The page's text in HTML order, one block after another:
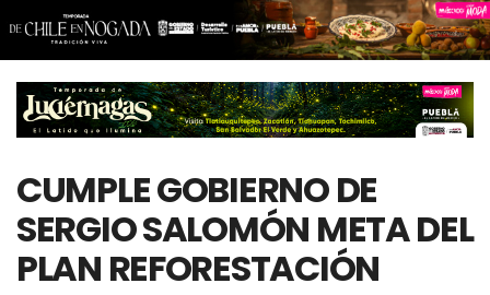
CUMPLE GOBIERNO DE
SERGIO SALOMÓN META DEL
PLAN REFORESTACIÓN